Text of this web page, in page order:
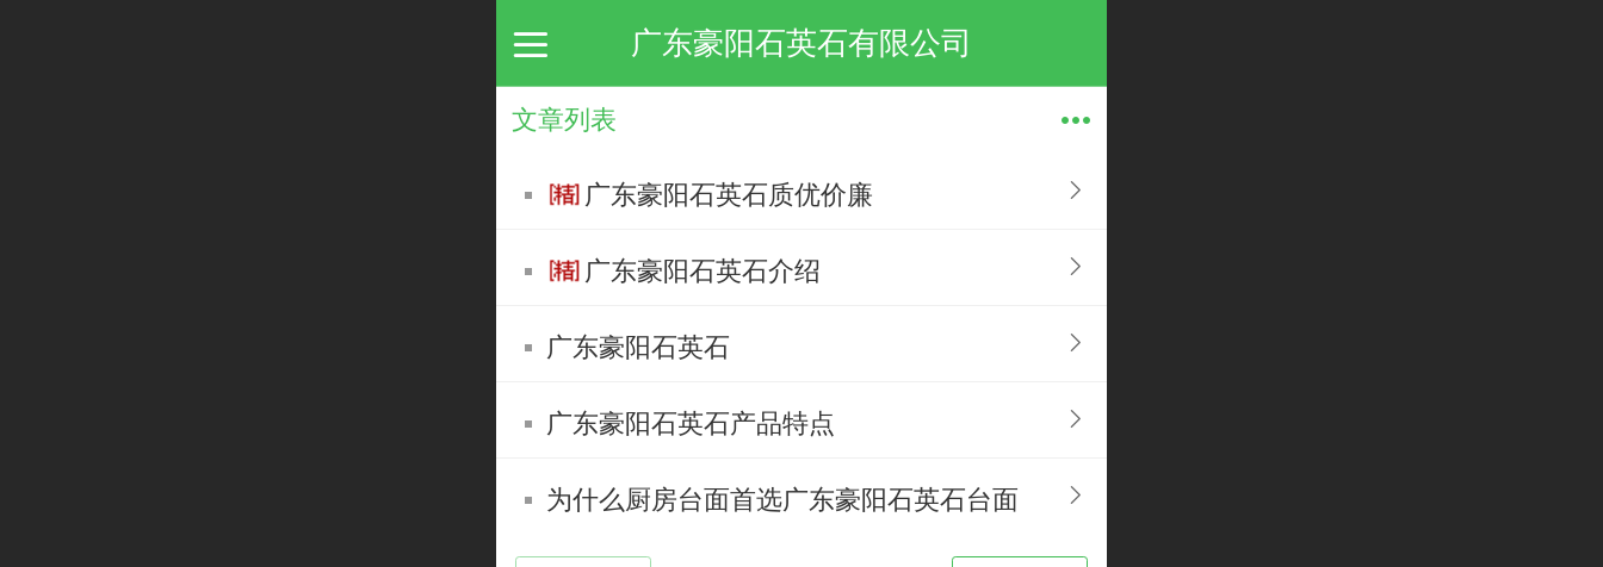
广东豪阳石英石有限公司
首页
文章列表
广东豪阳石英石质优价廉
广东豪阳石英石介绍
广东豪阳石英石
广东豪阳石英石产品特点
为什么厨房台面首选广东豪阳石英石台面